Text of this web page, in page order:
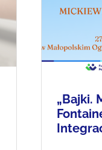
„Bajki.